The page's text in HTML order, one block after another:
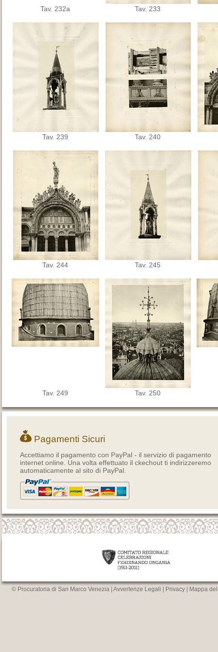
Tav. 232a Tav. 233
Tav. 239 Tav. 240
Tav. 244 Tav. 245
Tav. 249 Tav. 250
Pagamenti Sicuri
Accettiamo il pagamento con PayPal - il servizio di pagamento
internet online. Una volta effettuato il ckechout ti indirizzeremo
automaticamente al sito di PayPal.
© Procuratoria di San Marco Venezia | Avvertenze Legali Privacy Mappa